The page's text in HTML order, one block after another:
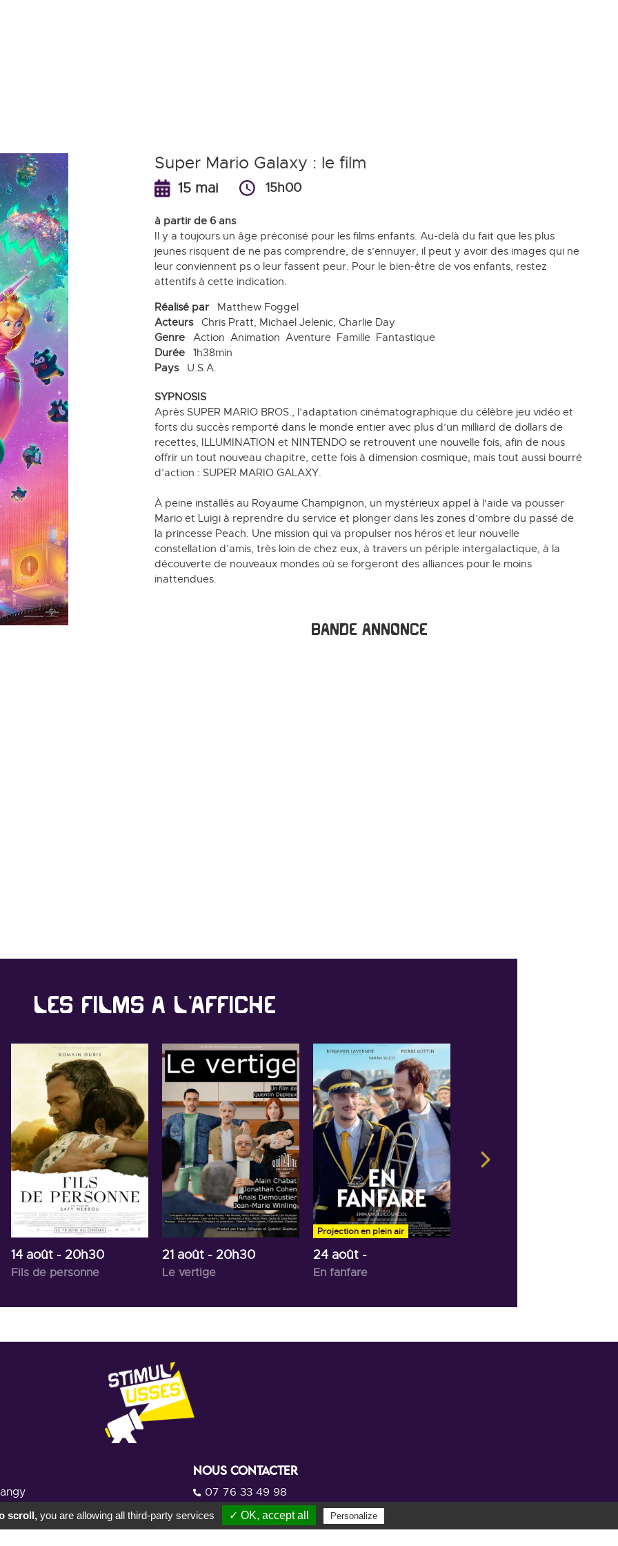
Super Mario Galaxy : le film
15 mai 15h00
à partir de 6 ans
Il y a toujours un âge préconisé pour les films enfants. Au-delà du fait que les plus
jeunes risquent de ne pas comprendre, de s’ennuyer, il peut y avoir des images qui ne
leur conviennent ps o leur fassent peur. Pour le bien-être de vos enfants, restez
attentifs à cette indication.
Réalisé par Matthew Foggel
Acteurs Chris Pratt, Michael Jelenic, Charlie Day
Genre Action Animation Aventure Famille Fantastique
Durée 1h38min
Pays U.S.A.
SYPNOSIS
Après SUPER MARIO BROS., l’adaptation cinématographique du célèbre jeu vidéo et
forts du succès remporté dans le monde entier avec plus d’un milliard de dollars de
recettes, ILLUMINATION et NINTENDO se retrouvent une nouvelle fois, afin de nous
offrir un tout nouveau chapitre, cette fois à dimension cosmique, mais tout aussi bourré
d’action : SUPER MARIO GALAXY.
À peine installés au Royaume Champignon, un mystérieux appel à l'aide va pousser
Mario et Luigi à reprendre du service et plonger dans les zones d’ombre du passé de
la princesse Peach. Une mission qui va propulser nos héros et leur nouvelle
constellation d’amis, très loin de chez eux, à travers un périple intergalactique, à la
découverte de nouveaux mondes où se forgeront des alliances pour le moins
inattendues.
Bande annonce
Les films à l'affiche
14 août - 20h30
Fils de personne
21 août - 20h30
Le vertige
Projection en plein air
24 août -
En fanfare
NOUS CONTACTER
07 76 33 49 98
Par mail
scroll,you are allowing all third-party services ✓ OK, accept all Personalize